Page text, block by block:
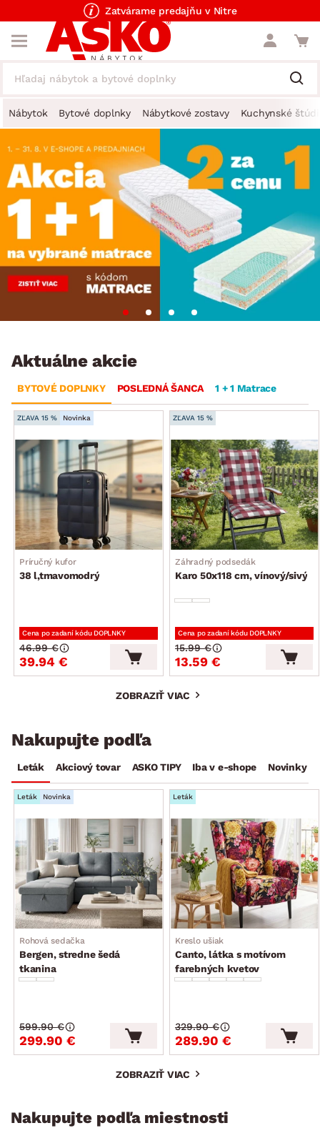
Zatvárame predajňu v Nitre
Nábytok Bytové doplnky Nábytkové zostavy Kuchynské
Aktuálne akcie
BYTOVÉ DOPLNKY POSLEDNÁ ŠANCA 1 + 1 Matrace
ZĽAVA 15 % Novinka
Príručný kufor
38 l,tmavomodrý
Cena po zadaní kódu DOPLNKY
39.94 €
46.99 €
ZĽAVA 15 %
Záhradný podsedák
Karo 50x118 cm, vínový/sivý
Cena po zadaní kódu DOPLNKY
13.59 €
15.99 €
ZOBRAZIŤ VIAC
Nakupujte podľa
Leták Akciový tovar ASKO TIPY Iba v e-shope Novinky
Leták Novinka
Rohová sedačka
Bergen, stredne šedá
tkanina
299.90 €
599.90 €
Leták
Kreslo ušiak
Canto, látka s motívom
farebných kvetov
289.90 €
329.90 €
ZOBRAZIŤ VIAC
Nakupujte podľa miestnosti